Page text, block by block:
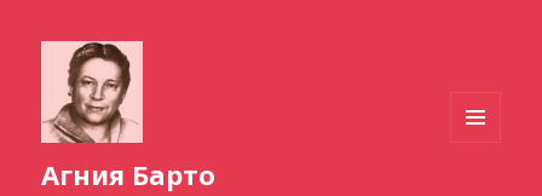
Агния Барто